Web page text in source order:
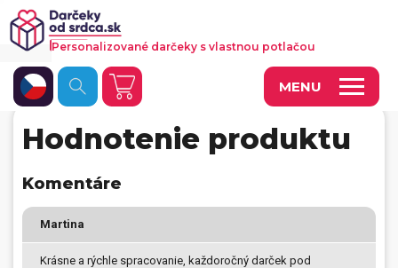
MENU
Fotoobrazy a dekorácie
Kalendáre
Fotoknihy a fotozošity
Personalizované darčeky s vlastnou potlačou
Hodnotenie produktu
Komentáre
Martina
Krásne a rýchle spracovanie, každoročný darček pod